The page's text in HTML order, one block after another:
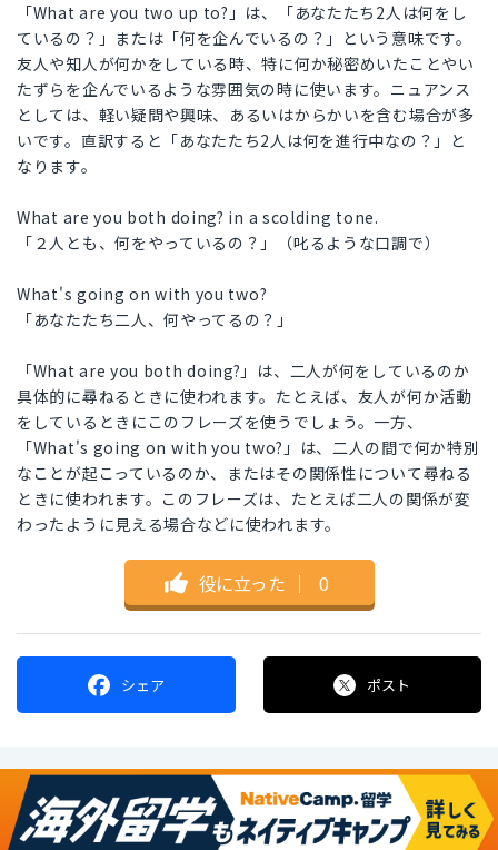
「What are you two up to?」は、「あなたたち2人は何をし
ているの？」または「何を企んでいるの？」という意味です。
友人や知人が何かをしている時、特に何か秘密めいたことやい
たずらを企んでいるような雰囲気の時に使います。ニュアンス
としては、軽い疑問や興味、あるいはからかいを含む場合が多
いです。直訳すると「あなたたち2人は何を進行中なの？」と
なります。
What are you both doing? in a scolding tone.
「２人とも、何をやっているの？」（叱るような口調で）
What's going on with you two?
「あなたたち二人、何やってるの？」
「What are you both doing?」は、二人が何をしているのか
具体的に尋ねるときに使われます。たとえば、友人が何か活動
をしているときにこのフレーズを使うでしょう。一方、
「What's going on with you two?」は、二人の間で何か特別
なことが起こっているのか、またはその関係性について尋ねる
ときに使われます。このフレーズは、たとえば二人の関係が変
わったように見える場合などに使われます。
役に立った ｜ 0
シェア ポスト